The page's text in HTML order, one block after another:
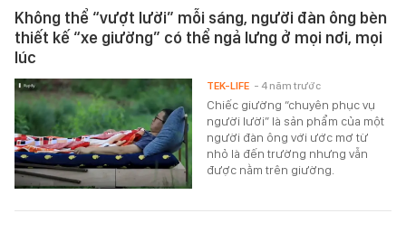
Không thể “vượt lười” mỗi sáng, người đàn ông bèn
thiết kế “xe giường” có thể ngả lưng ở mọi nơi, mọi
lúc
Chiếc giường “chuyên phục vụ
người lười” là sản phẩm của một
người đàn ông với ước mơ từ
nhỏ là đến trường nhưng vẫn
được nằm trên giường.
TEK-LIFE - 4 năm trước